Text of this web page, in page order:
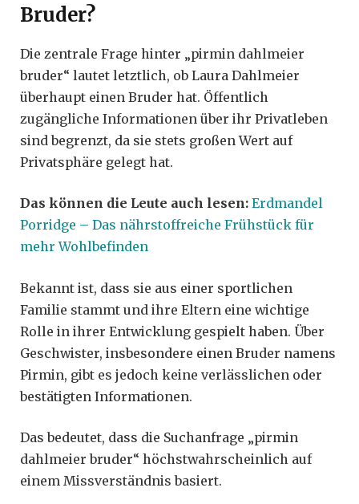
Bruder?
Die zentrale Frage hinter „pirmin dahlmeier
bruder“ lautet letztlich, ob Laura Dahlmeier
überhaupt einen Bruder hat. Öffentlich
zugängliche Informationen über ihr Privatleben
sind begrenzt, da sie stets großen Wert auf
Privatsphäre gelegt hat.
Das können die Leute auch lesen: Erdmandel
Porridge – Das nährstoffreiche Frühstück für
mehr Wohlbefinden
Bekannt ist, dass sie aus einer sportlichen
Familie stammt und ihre Eltern eine wichtige
Rolle in ihrer Entwicklung gespielt haben. Über
Geschwister, insbesondere einen Bruder namens
Pirmin, gibt es jedoch keine verlässlichen oder
bestätigten Informationen.
Das bedeutet, dass die Suchanfrage „pirmin
dahlmeier bruder“ höchstwahrscheinlich auf
einem Missverständnis basiert.